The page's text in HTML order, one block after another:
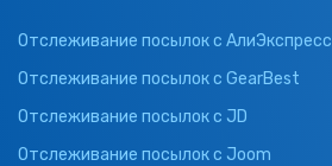
Отслеживание посылок с АлиЭкспресс
Отслеживание посылок с GearBest
Отслеживание посылок с JD
Отслеживание посылок с Joom